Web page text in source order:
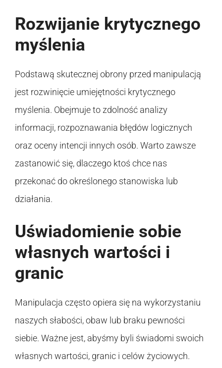
Rozwijanie krytycznego
myślenia
Podstawą skutecznej obrony przed manipulacją
jest rozwinięcie umiejętności krytycznego
myślenia. Obejmuje to zdolność analizy
informacji, rozpoznawania błędów logicznych
oraz oceny intencji innych osób. Warto zawsze
zastanowić się, dlaczego ktoś chce nas
przekonać do określonego stanowiska lub
działania.
Uświadomienie sobie
własnych wartości i
granic
Manipulacja często opiera się na wykorzystaniu
naszych słabości, obaw lub braku pewności
siebie. Ważne jest, abyśmy byli świadomi swoich
własnych wartości, granic i celów życiowych.